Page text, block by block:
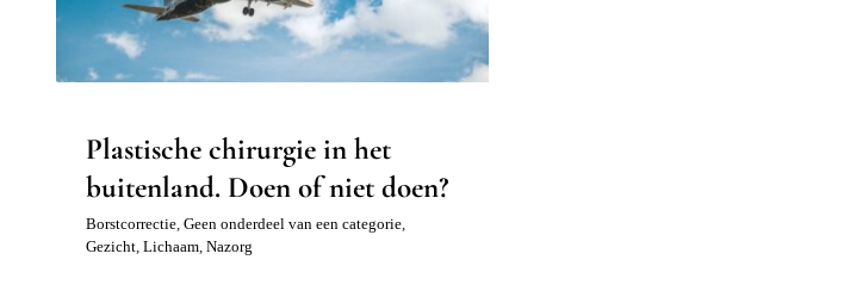
Gezicht Lichaam Nazorg
Plastische chirurgie in het
buitenland. Doen of niet doen?
Borstcorrectie Geen onderdeel van een categorie
Gezicht Lichaam Nazorg